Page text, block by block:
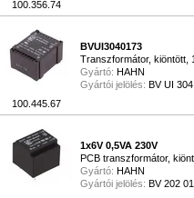
100.356.74
100.445.67
BVUI3040173
Transzformátor, kiöntött,
Gyártó: HAHN
Gyártói jelölés: BV UI
1x6V 0,5VA 230V
PCB transzformátor,
Gyártó: HAHN
Gyártói jelölés: BV 202